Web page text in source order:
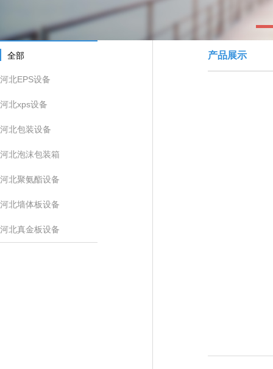
全部
河北EPS设备
河北xps设备
河北包装设备
河北泡沫包装箱
河北聚氨酯设备
河北墙体板设备
河北真金板设备
产品展示